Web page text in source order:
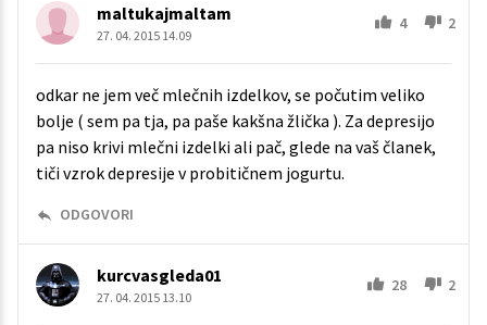
maltukajmaltam
27. 04. 2015 14.09
4 2
odkar ne jem več mlečnih izdelkov, se počutim veliko
bolje ( sem pa tja, pa paše kakšna žlička ). Za depresijo
pa niso krivi mlečni izdelki ali pač, glede na vaš članek,
tiči vzrok depresije v probitičnem jogurtu.
ODGOVORI
kurcvasgleda01
27. 04. 2015 13.10
28 2